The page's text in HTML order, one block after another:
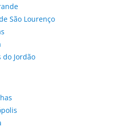
São Lourenço
Jordão